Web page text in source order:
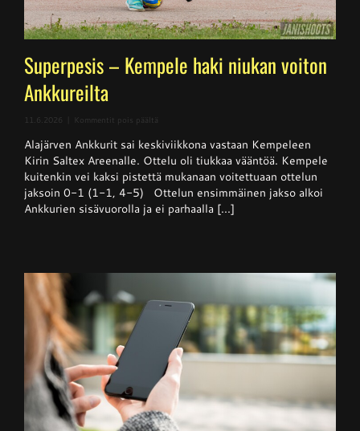
Superpesis – Kempele haki niukan voiton
Ankkureilta
11.6.2026 Kommentit pois päältä
–
Kempele
haki
niukan
voiton
Ankkureilta
Alajärven Ankkurit sai keskiviikkona vastaan Kempeleen
Kirin Saltex Areenalle. Ottelu oli tiukkaa vääntöä. Kempele
kuitenkin vei kaksi pistettä mukanaan voitettuaan ottelun
jaksoin 0-1 (1-1, 4-5) Ottelun ensimmäinen jakso alkoi
Ankkurien sisävuorolla ja ei parhaalla [...]